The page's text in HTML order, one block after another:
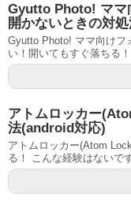
Gyutto Photo! ママ
開かないときの対
Gyutto Photo! ママ向けフ
い！開いてもすぐ落ちる
アトムロッカー
法(android対応)
アトムロッカー(Atom
る！ こんな経験はないで